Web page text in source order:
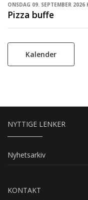
ONSDAG 09. SEPTEMBER
Pizza buffe
Kalender
NYTTIGE LENKER
Nyhetsarkiv
KONTAKT